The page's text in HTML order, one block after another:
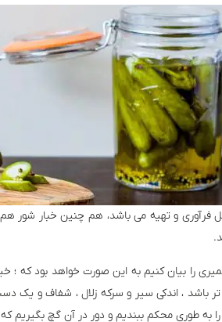
و تهیه می باشد، هم چنین خبار شور هم
را بیان کنیم به این صورت خواهد بود که ؛
هیچ وجه از ۵ الی ۸ درصد بیش تر باشد ، اندکی سیر و